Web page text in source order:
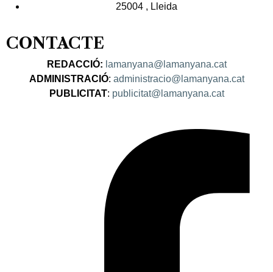
25004 , Lleida
CONTACTE
REDACCIÓ: lamanyana@lamanyana.cat
ADMINISTRACIÓ: administracio@lamanyana.cat
PUBLICITAT: publicitat@lamanyana.cat